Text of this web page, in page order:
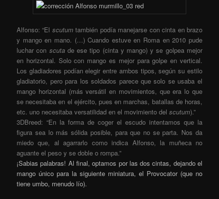
Alfonso: “El scutumtambién podía manejarse con cinta en brazo
y mango en mano. (…) Cuando estuve en Roma en 2010 pude
luchar con scutade ese tipo (cinta y mango) y se golpea mejor
en horizontal. Solo con mango es mejor para golpe en vertical.
Los gladiadores podían elegir entre ambos tipos, según su estilo
gladiatorio, pero para los soldados parece que solo se usaba el
mango horizontal (más versátil en movimientos, que era lo que
se necesitaba en el ejército, pues en marchas, batallas de horas,
etc. uno necesitaba versatilidad en el movimiento delscutum).”
3DBreed: “En la forma de coger el escudo intentamos que la
figura sea lo más sólida posible, para que no se parta. Nos da
miedo que, al agarrarlo como indica Alfonso, la muñeca no
aguante el peso y se doble o rompa.”
¡Sabias palabras! Al final, optamos por las dos cintas, dejando el
mango único para la siguiente miniatura, el Provocator (que no
tiene umbo, menudo lío).